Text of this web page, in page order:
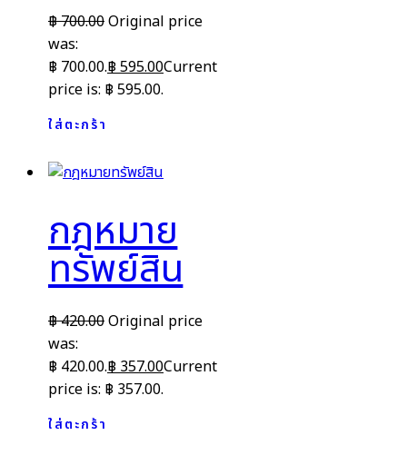
฿700.00Original price
was:
฿ 700.00.฿ 595.00Current
price is: ฿ 595.00.
ใส่ตะกร้า
กฎหมาย
ทรัพย์สิน
฿420.00Original price
was:
฿ 420.00.฿357.00Current
price is: ฿ 357.00.
ใส่ตะกร้า